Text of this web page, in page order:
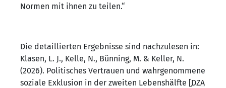
Normen mit ihnen zu teilen.“
Die detaillierten Ergebnisse sind nachzulesen in:
Klasen, L. J., Kelle, N., Bünning, M. & Keller, N.
(2026). Politisches Vertrauen und wahrgenommene
soziale Exklusion in der zweiten Lebenshälfte [DZA